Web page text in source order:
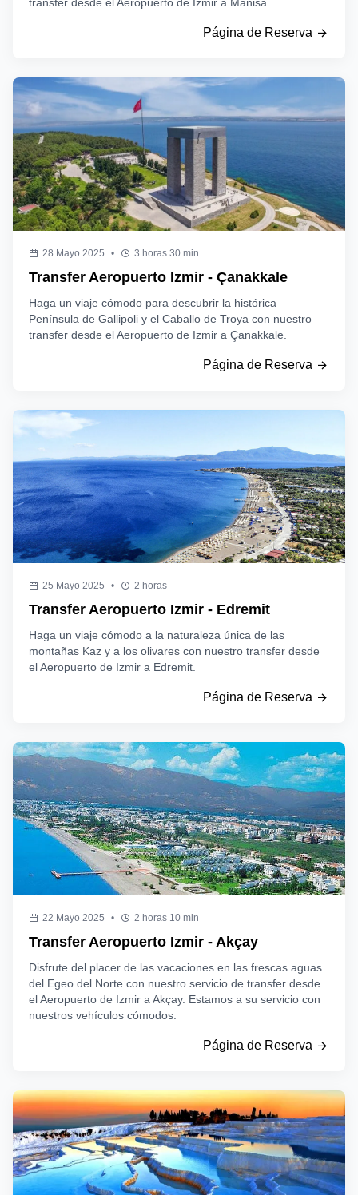
Página de Reserva
28 Mayo 2025 • 3 horas 30 min
Transfer Aeropuerto Izmir - Çanakkale
Haga un viaje cómodo para descubrir la histórica
Península de Gallipoli y el Caballo de Troya con nuestro
transfer desde el Aeropuerto de Izmir a Çanakkale.
Página de Reserva
25 Mayo 2025 • 2 horas
Transfer Aeropuerto Izmir - Edremit
Haga un viaje cómodo a la naturaleza única de las
montañas Kaz y a los olivares con nuestro transfer desde
el Aeropuerto de Izmir a Edremit.
Página de Reserva
22 Mayo 2025 • 2 horas 10 min
Transfer Aeropuerto Izmir - Akçay
Disfrute del placer de las vacaciones en las frescas aguas
del Egeo del Norte con nuestro servicio de transfer desde
el Aeropuerto de Izmir a Akçay. Estamos a su servicio con
nuestros vehículos cómodos.
Página de Reserva